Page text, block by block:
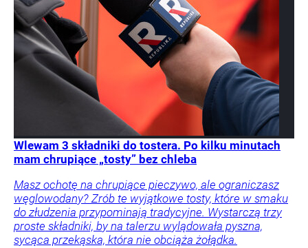
Wlewam 3 składniki do tostera. Po kilku minutach
mam chrupiące „tosty” bez chleba
Masz ochotę na chrupiące pieczywo, ale ograniczasz
węglowodany? Zrób te wyjątkowe tosty, które w smaku
do złudzenia przypominają tradycyjne. Wystarczą trzy
proste składniki, by na talerzu wylądowała pyszna,
sycąca przekąska, która nie obciąża żołądka.